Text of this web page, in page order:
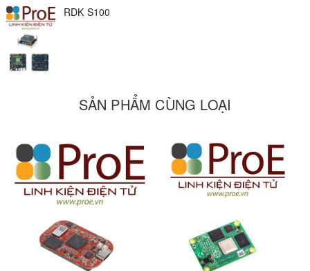
D-Robotics RDK S100 Robot Development Kit, 80 TOPS
Computing Power BPU, Equipped With RDK S100 Intelligent
Computing Power Core
RDK S100 Development Kit
Empowering Embodied Robots with Co-evolution of Cognitive and
Motor Intelligence
TheRDK S100 Development Kit
is powered by the RDK S100
intelligent computing chip, with 80 TOPS computing power BPU,
which is designed for intelligent computing and robotic
applications. Onboard rich interfaces, easy to start, features a
unique heterogeneous architecture that enables seamless
integration of perception inference and real-time motion control,
reducing the size and complexity of the control system.
RDK S100
SẢN PHẨM CÙNG LOẠI